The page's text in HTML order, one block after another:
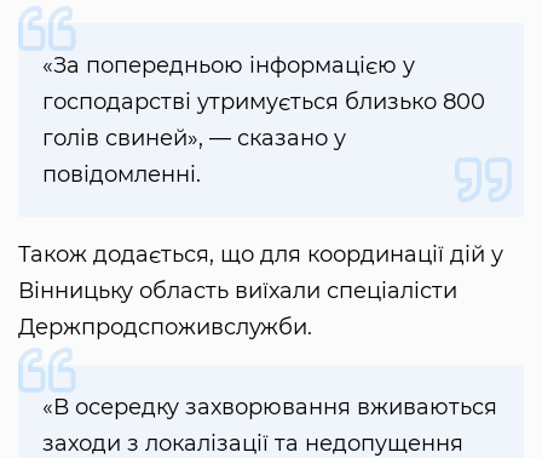
«За попередньою інформацією у
господарстві утримується близько 800
голів свиней», — сказано у
повідомленні.
Також додається, що для координації дій у
Вінницьку область виїхали спеціалісти
Держпродспоживслужби.
«В осередку захворювання вживаються
заходи з локалізації та недопущення